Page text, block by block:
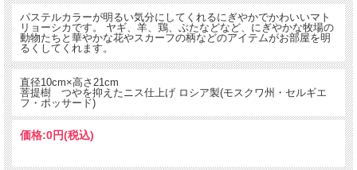
パステルカラーが明るい気分にしてくれるにぎやかでかわいいマト
リョーシカです。 ヤギ、羊、鶏、ぶたなどなど、にぎやかな牧場の
動物たちと華やかな花やスカーフの柄などのアイテムがお部屋を明
るくしてくれます。
直径10cm×高さ21cm
菩提樹 つやを抑えたニス仕上げ ロシア製(モスクワ州・セルギエ
フ・ポッサード)
価格:0円(税込)